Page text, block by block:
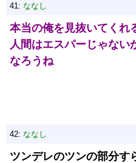
41: ななし
本当の俺を見抜いてくれ
人間はエスパーじゃない
なろうね
42: ななし
ツンデレのツンの部分す